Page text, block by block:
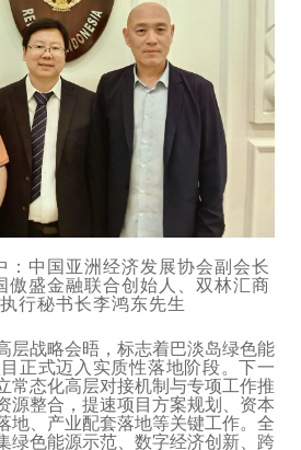
：中国亚洲经济发展协会副会长
傲盛金融联合创始人、双林汇商
行秘书长李鸿东先生
层战略会晤，标志着巴淡岛绿色能
正式迈入实质性落地阶段。下一
常态化高层对接机制与专项工作推
源整合，提速项目方案规划、资本
地、产业配套落地等关键工作。全
绿色能源示范、数字经济创新、跨